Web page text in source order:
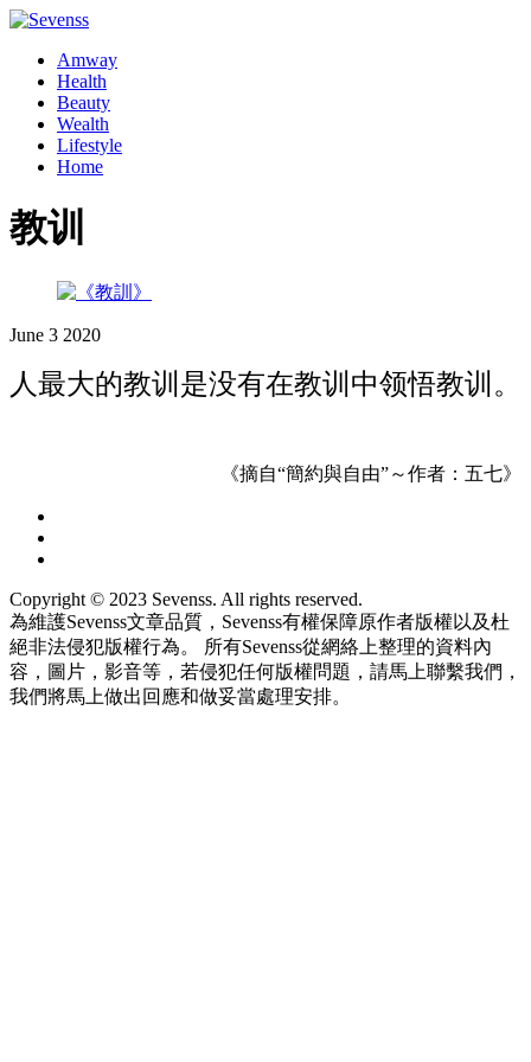
Amway
Health
Beauty
Wealth
Lifestyle
Home
教训
June 3 2020
人最大的教训是没有在教训中领悟教训。
《摘自“簡約與自由”～作者：五七》
Copyright © 2023 Sevenss. All rights reserved.
為維護Sevenss文章品質，Sevenss有權保障原作者版權以及杜
絕非法侵犯版權行為。 所有Sevenss從網絡上整理的資料內
容，圖片，影音等，若侵犯任何版權問題，請馬上聯繫我們，
我們將馬上做出回應和做妥當處理安排。